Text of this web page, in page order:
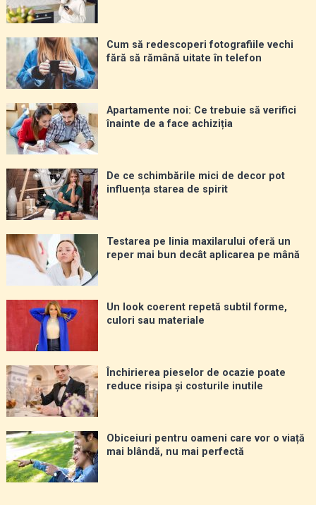
Cum să redescoperi fotografiile vechi
fără să rămână uitate în telefon
Apartamente noi: Ce trebuie să verifici
înainte de a face achiziția
De ce schimbările mici de decor pot
influența starea de spirit
Testarea pe linia maxilarului oferă un
reper mai bun decât aplicarea pe mână
Un look coerent repetă subtil forme,
culori sau materiale
Închirierea pieselor de ocazie poate
reduce risipa și costurile inutile
Obiceiuri pentru oameni care vor o viață
mai blândă, nu mai perfectă